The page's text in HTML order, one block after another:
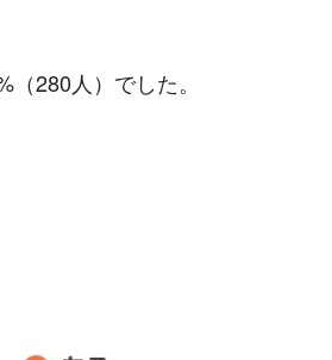
280人）でした。